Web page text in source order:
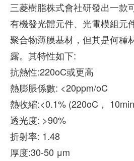
三菱樹脂株式會社研發出一款
有機發光體元件、光電模組元
聚合物薄膜基材，但其是何種
露。其特性如下:
抗熱性:220oC或更高
熱膨脹係數: <20ppm/oC
熱收縮:<0.1% (220oC，
透光度: >90%
折射率: 1.48
厚度:30-50 μm